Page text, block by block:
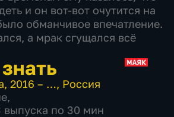
и он вот-вот очутится на
обманчивое впечатление.
а мрак сгущался всё
,2016 – …, Россия
,
выпуска по 30 мин